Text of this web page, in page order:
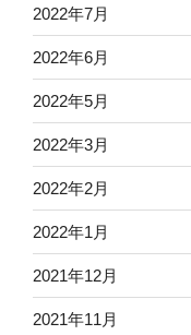
2022年7月
2022年6月
2022年5月
2022年3月
2022年2月
2022年1月
2021年12月
2021年11月